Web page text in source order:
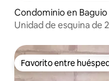
Condominio en Baguio
Unidad de esquina de
Favorito entre
Favorito entre